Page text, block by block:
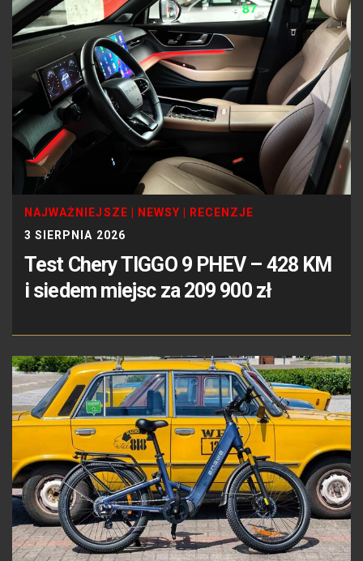
NAJWAŻNIEJSZE NEWSY
RECENZJE
3 SIERPNIA 2026
Test Chery TIGGO 9 PHEV – 428 KM
i siedem miejsc za 209 900 zł